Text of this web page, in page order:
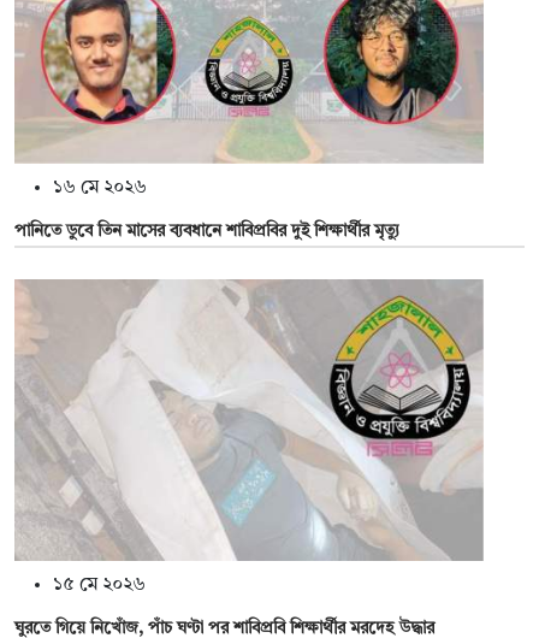
১৬ মে ২০২৬
পানিতে ডুবে তিন মাসের ব্যবধানে শাবিপ্রবির দুই শিক্ষার্থীর মৃত্যু
১৫ মে ২০২৬
ঘুরতে গিয়ে নিখোঁজ, পাঁচ ঘণ্টা পর শাবিপ্রবি শিক্ষার্থীর মরদেহ উদ্ধার